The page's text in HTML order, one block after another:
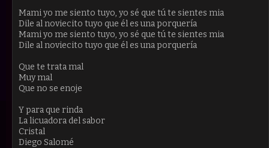
Mami yo me siento tuyo, yo sé que tú te sientes mia
Dile al noviecito tuyo que él es una porquería
Mami yo me siento tuyo, yo sé que tú te sientes mia
Dile al noviecito tuyo que él es una porquería
Que te trata mal
Muy mal
Que no se enoje
Y para que rinda
La licuadora del sabor
Cristal
Diego Salomé